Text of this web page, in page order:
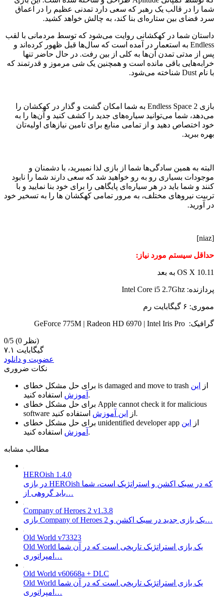
شما را در قالب یک رهبر که سعی دارد تمدنی عظیم را در اعماق
سرد فضای بین ستاره‌ای بنا کند، به چالش خواهد کشید.
داستان شما در کهکشانی روایت می‌شود که توسط مردمانی با لقب
Endless به استعمار در آمده است که سال‌ها قبل ظهور کرده‌اند و
پس از مدتی تمدن آن‌ها به کلی از بین رفت. در حال حاضر تنها
خرابه‌هایی باقی مانده است و همچنین یک شی مرموز و قدرتمند که
با نام Dust شناخته می‌شود.
بازی Endless Space 2 به شما امکان گشت و گذار در کهکشان را
می‌دهد، شما می‌توانید سیاره‌های جدید را کشف کنید و آن‌ها را به
خود اختصاص دهید و از تمامی منابع برای تامین نیاز‌های اولیه‌تان
بهره ببرید.
البته به همین سادگی‌ها شما از بازی لذا نمیبرید، با دشمنان و
موجودات بسیاری رو به رو خواهید شد که سعی دارند شما را نابود
کنند و شما باید در هر سیاره‌ای پایگاهی را برای خود بنا نمایید و با
تربیت نیرو‌های مختلف، به مرور تمامی کهکشان ها را به تسخیر خود
در آورید.
[niaz]
حداقل سیستم مورد نیاز:
OS X 10.11 به بعد
پردازنده: Intel Core i5 2.7Ghz
مموری: ۶ گیگابایت رم
گرافیک: GeForce 775M | Radeon HD 6970 | Intel Iris Pro
0/5
(0 نظر)
۷.۱ گیگابایت
عضویت و دانلود
نکات ضروری
is damaged and move to trash از
این
آموزش استفاده کنید.
Apple cannot check it for malicious
software
از این آموزش
استفاده کنید.
unidentified developer app از
این
آموزش استفاده کنید.
مطالب مشابه
HEROish 1.4.0
در بازی HEROish که در سبک اکشن و استراتژیک است، شما
باید گروهی از…
Company of Heroes 2 v1.3.8
بازی Company of Heroes 2 یک بازی جدید در سبک اکشن و…
Old World v73323
Old World یک بازی استراتژیک تاریخی است که در آن شما
امپراتوری…
Old World v60668a + DLC
Old World یک بازی استراتژیک تاریخی است که در آن شما
امپراتوری…